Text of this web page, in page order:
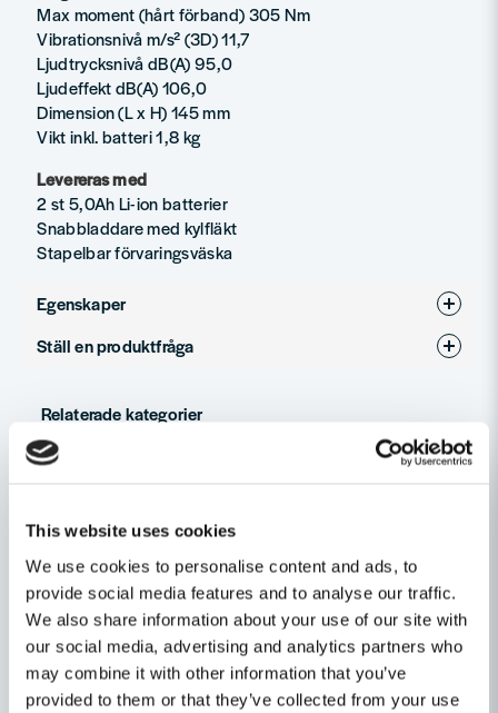
This website uses cookies
We use cookies to personalise content and ads, to
provide social media features and to analyse our traffic.
We also share information about your use of our site with
our social media, advertising and analytics partners who
may combine it with other information that you’ve
provided to them or that they’ve collected from your use
Max moment (hårt förband) 305 Nm
Vibrationsnivå m/s² (3D) 11,7
Ljudtrycksnivå dB(A) 95,0
Ljudeffekt dB(A) 106,0
Dimension (L x H) 145 mm
Vikt inkl. batteri 1,8 kg
Levereras med
2 st 5,0Ah Li-ion batterier
Snabbladdare med kylfläkt
Stapelbar förvaringsväska
Egenskaper
Varumärke
Spänning
Ställ en produktfråga
Fråga oss något om denna produkten...
Namn
email
Mejladress
Relaterade kategorier
Maskin, Laser & Handverktyg
Mutterdragare
Andra produkter i kategorin